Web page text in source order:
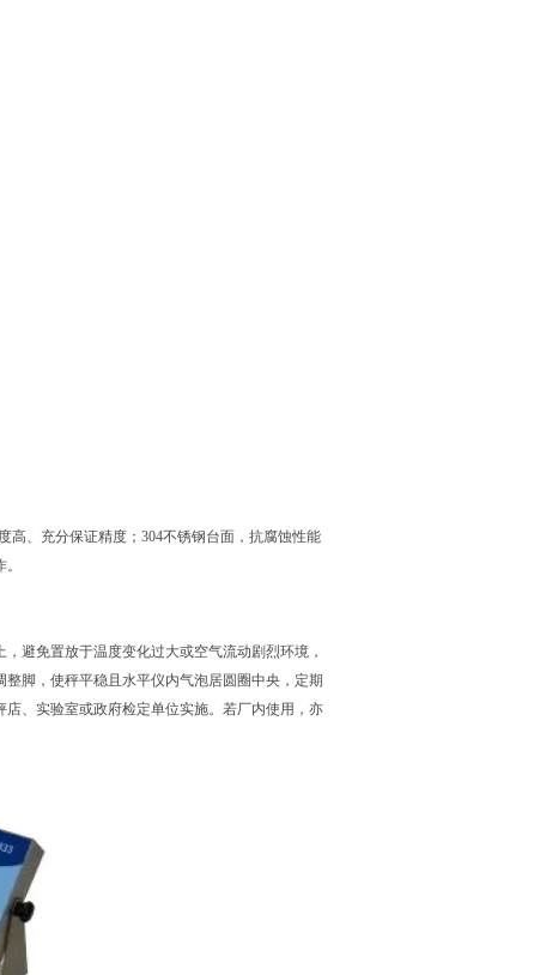
高、充分保证精度；304不锈钢台面，抗腐蚀性能
避免置放于温度变化过大或空气流动剧烈环境，
脚，使秤平稳且水平仪内气泡居圆圈中央，定期
、实验室或政府检定单位实施。若厂内使用，亦